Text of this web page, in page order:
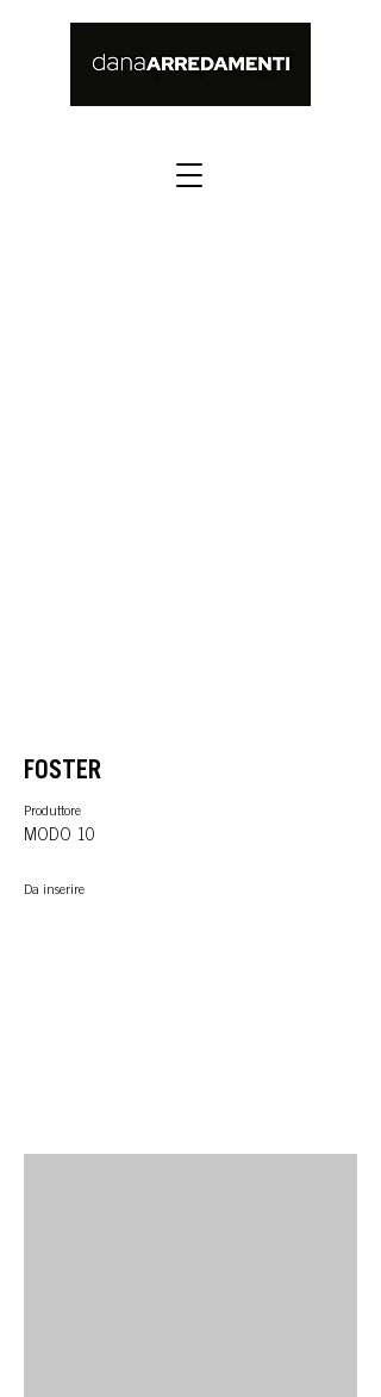
FOSTER
Produttore
MODO 10
Da inserire